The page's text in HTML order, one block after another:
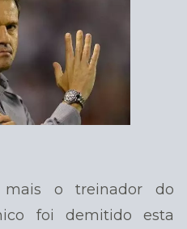
o treinador do
foi demitido esta